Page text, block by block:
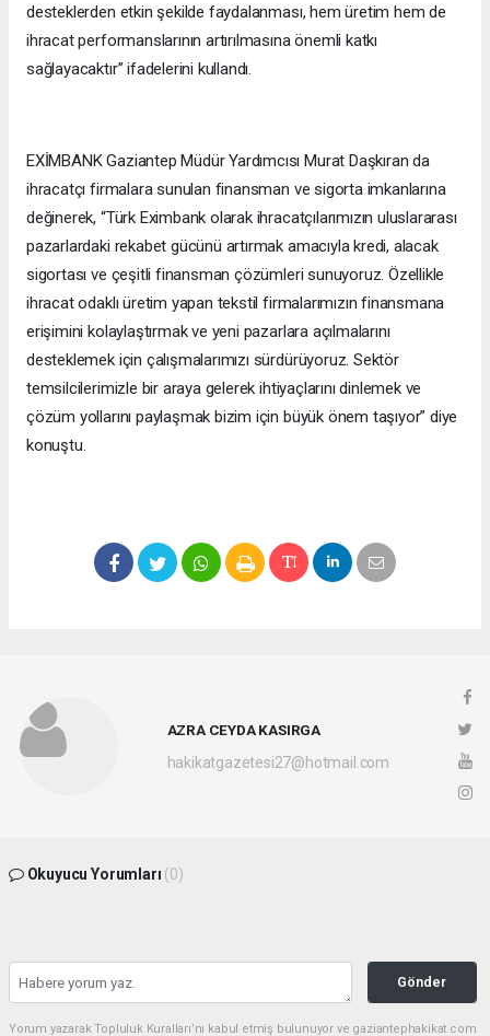
desteklerden etkin şekilde faydalanması, hem üretim hem de
ihracat performanslarının artırılmasına önemli katkı
sağlayacaktır” ifadelerini kullandı.
EXİMBANK Gaziantep Müdür Yardımcısı Murat Daşkıran da
ihracatçı firmalara sunulan finansman ve sigorta imkanlarına
değinerek, “Türk Eximbank olarak ihracatçılarımızın uluslararası
pazarlardaki rekabet gücünü artırmak amacıyla kredi, alacak
sigortası ve çeşitli finansman çözümleri sunuyoruz. Özellikle
ihracat odaklı üretim yapan tekstil firmalarımızın finansmana
erişimini kolaylaştırmak ve yeni pazarlara açılmalarını
desteklemek için çalışmalarımızı sürdürüyoruz. Sektör
temsilcilerimizle bir araya gelerek ihtiyaçlarını dinlemek ve
çözüm yollarını paylaşmak bizim için büyük önem taşıyor” diye
konuştu.
AZRA CEYDA KASIRGA
hakikatgazetesi27@hotmail.com
Okuyucu Yorumları (0)
Gönder
Yorum yazarak Topluluk Kuralları’nı kabul etmiş bulunuyor ve gaziantephakikat.com